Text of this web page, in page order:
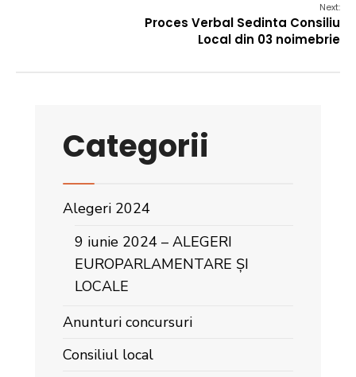
Next:
Proces Verbal Sedinta Consiliu
Local din 03 noimebrie
Categorii
Alegeri 2024
9 iunie 2024 – ALEGERI
EUROPARLAMENTARE ȘI
LOCALE
Anunturi concursuri
Consiliul local